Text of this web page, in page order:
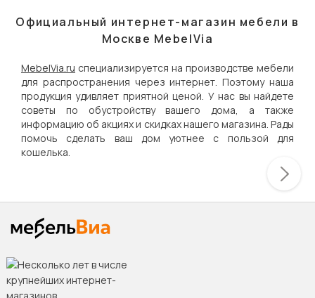
Официальный интернет-магазин мебели в
Москве MebelVia
MebelVia.ru специализируется на производстве мебели
для распространения через интернет. Поэтому наша
продукция удивляет приятной ценой. У нас вы найдете
советы по обустройству вашего дома, а также
информацию об акциях и скидках нашего магазина. Рады
помочь сделать ваш дом уютнее с пользой для
кошелька.